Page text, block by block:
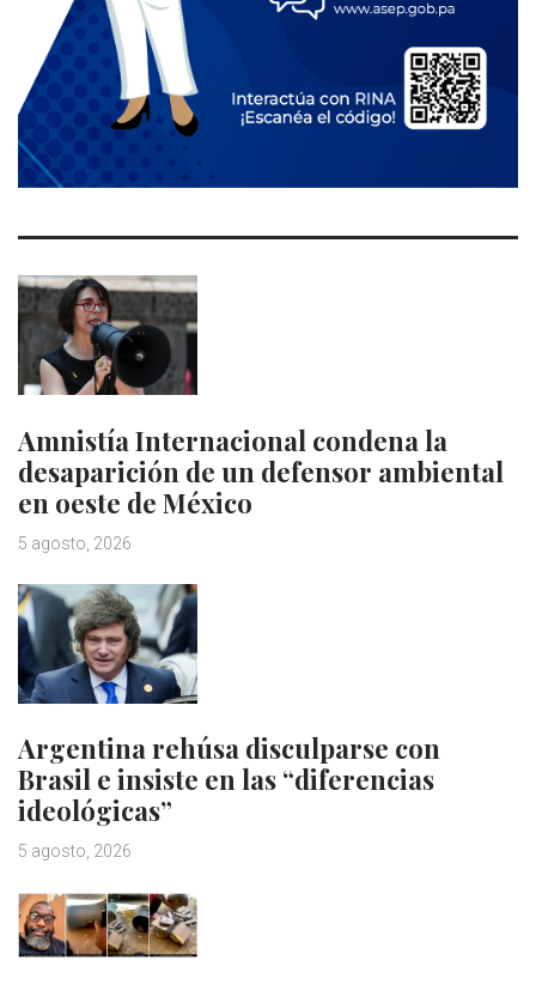
Amnistía Internacional condena la
desaparición de un defensor ambiental
en oeste de México
5 agosto, 2026
Argentina rehúsa disculparse con
Brasil e insiste en las “diferencias
ideológicas”
5 agosto, 2026